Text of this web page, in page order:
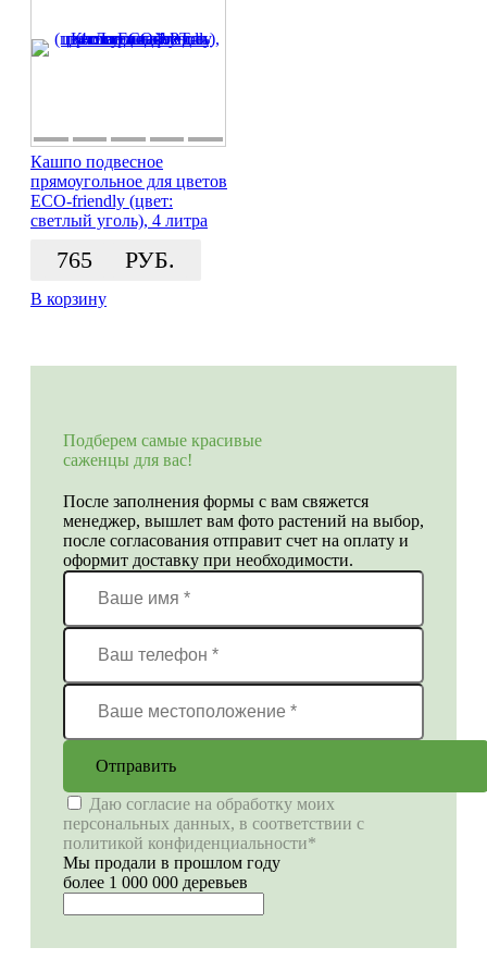
Кашпо подвесное
прямоугольное для цветов
ECO-friendly (цвет:
светлый уголь), 4 литра
765 РУБ.
В корзину
Подберем самые красивые
саженцы для вас!
После заполнения формы с вам свяжется
менеджер, вышлет вам фото растений на выбор,
после согласования отправит счет на оплату и
оформит доставку при необходимости.
Отправить
Даю согласие на обработку моих
персональных данных, в соответствии с
политикой конфиденциальности*
Мы продали в прошлом году
более 1 000 000 деревьев